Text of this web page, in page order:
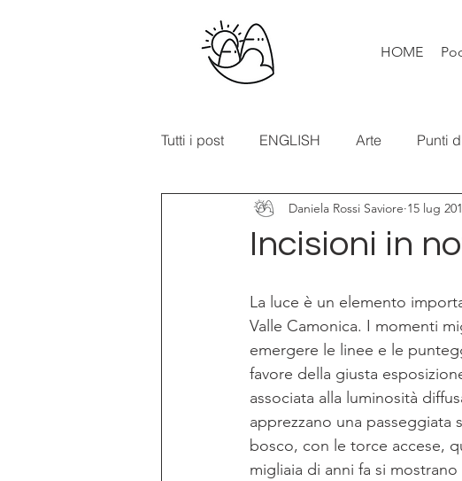
HOME
Tutti i post ENGLISH Arte Punti
Cibo e vino Turismo Leggende
Incisioni in
Daniela Rossi Saviore 15 lug
La luce è un elemento
Valle Camonica. I momenti
emergere le linee e le
favore della giusta
associata alla luminosità
apprezzano una
bosco, con le torce accese,
migliaia di anni fa si